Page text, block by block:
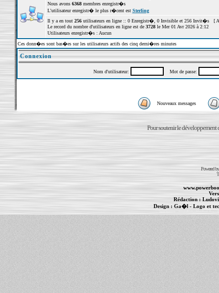
Nous avons 6368membres enregistr�s
L'utilisateur enregistr� le plus r�cent est Sterling
Il y a en tout 256utilisateurs en ligne :: 0 Enregistr�, 0 Invisible et 256 Invit�s [
Le record du nombre d'utilisateurs en ligne est de 3728le Mer 01 Avr 2026 à 2:12
Utilisateurs enregistr�s : Aucun
Ces donn�es sont bas�es sur les utilisateurs actifs des cinq derni�res minutes
Connexion
Nom d'utilisateur: Mot de passe:
Nouveaux messages
Pour soutenir le développement
Powered
Rédaction :
Design : Ga�l- Logo et